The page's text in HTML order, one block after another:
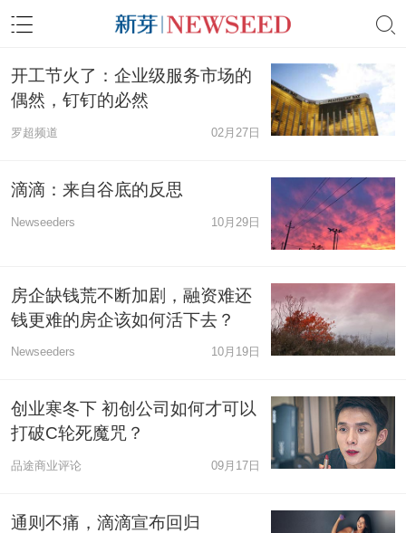
开工节火了：企业级服务市场的
偶然，钉钉的必然
罗超频道 02月27日
滴滴：来自谷底的反思
Newseeders 10月29日
房企缺钱荒不断加剧，融资难还
钱更难的房企该如何活下去？
Newseeders 10月19日
创业寒冬下 初创公司如何才可以
打破C轮死魔咒？
品途商业评论 09月17日
通则不痛，滴滴宣布回归